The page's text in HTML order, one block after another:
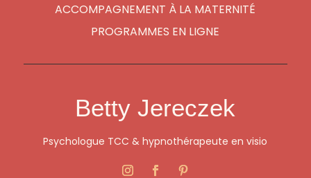
ACCOMPAGNEMENT À LA MATERNITÉ
PROGRAMMES EN LIGNE
Betty Jereczek
Psychologue TCC & hypnothérapeute en visio